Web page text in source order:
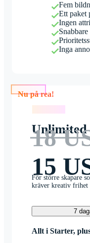
Fem
Ett paket
Ingen
Inga
Nu på rea!
Unlimited
18
15
För större skapare
kräver kreativ frihet
7
Allt i Starter,